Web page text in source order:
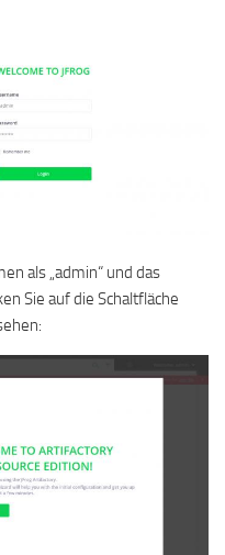
als „admin“ und das
Sie auf die Schaltfläche